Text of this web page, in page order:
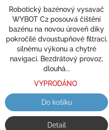
Robotický bazénový vysavač
WYBOT C2 posouvá čištění
bazénu na novou úroveň díky
pokročilé dvoustupňové filtraci,
silnému výkonu a chytré
navigaci. Bezdrátový provoz,
dlouhá...
VYPRODÁNO
Do košíku
Detail